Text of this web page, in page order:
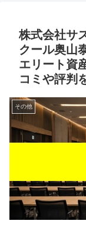
株式会社サ
クール奥山
エリート資
コミや評判
その他